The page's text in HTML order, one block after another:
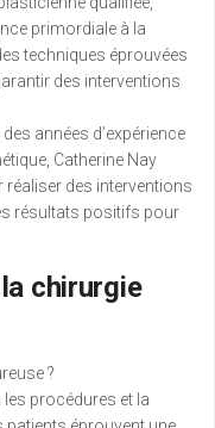
primordiale à la
techniques éprouvées
des interventions
années d’expérience
Catherine Nay
réaliser des interventions
résultats positifs pour
chirurgie
?
procédures et la